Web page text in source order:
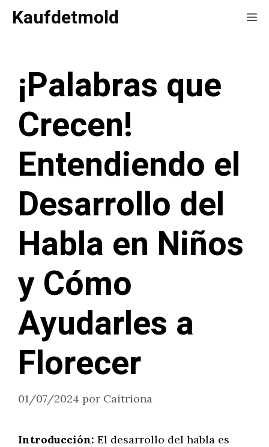
SaltarKaufdetmold
¡Palabras que
Crecen!
Entendiendo el
Desarrollo del
Habla en Niños
y Cómo
Ayudarles a
Florecer
01/07/2024 por Caitriona
Introducción: El desarrollo del habla es